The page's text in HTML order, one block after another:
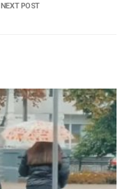
NEXT POST